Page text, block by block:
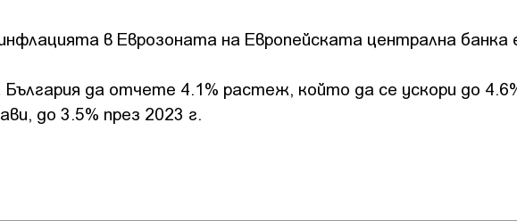
в Еврозоната на Европейската централна банка
да отчете 4.1% растеж, който да се ускори до
до 3.5% през 2023 г.